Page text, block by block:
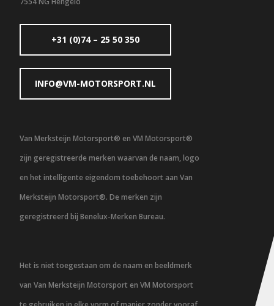
+31 (0)74 – 25 50 350
INFO@VM-MOTORSPORT.NL
Van Merksteijn Motorsport® en VM Motorsport®
zijn geregistreerde merken waarvan de naam, logo
en het intelligente eigendom toebehoort aan Van
Merksteijn Motorsport®. De merken zijn
geregistreerd bij Benelux-Merken Bureau.
Het is niet toegestaan om de naam en beeldmerk
van Van Merksteijn Motorsport en VM Motorsport